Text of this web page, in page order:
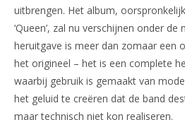
uitbrengen. Het album,
‘Queen’, zal nu verschijnen onder de
heruitgave is meer dan zomaar een
het origineel – het is een complete
waarbij gebruik is gemaakt van
het geluid te creëren dat de band
maar technisch niet kon realiseren.